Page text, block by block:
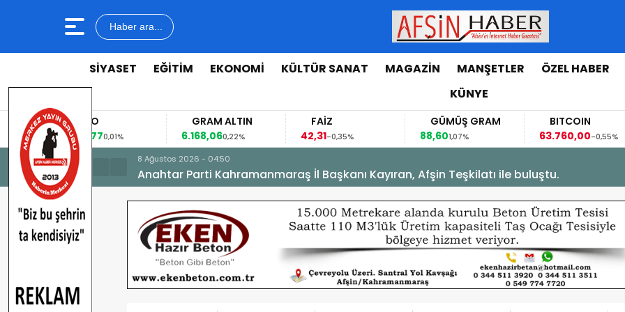
Haber ara...
SİYASET EĞİTİM EKONOMİ KÜLTÜR SANAT MAGAZİN MANŞETLER ÖZEL HABER
KÜNYE
EURO
53,84770,01%
GRAM ALTIN
6.168,06 0,22% -0,35%
GÜMÜŞ GRAM
1,07%
BITCOIN
63.760,00
-0,55%
8 Ağustos 2026 - 04:50
Anahtar Parti Kahramanmaraş İl Başkanı Kayıran, Afşin Teşkilatı ile buluştu.